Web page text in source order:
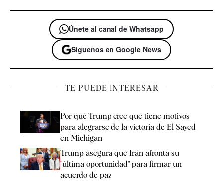
Únete al canal de Whatsapp
Síguenos en Google News
TE PUEDE INTERESAR
Por qué Trump cree que tiene motivos
para alegrarse de la victoria de El Sayed
en Michigan
Trump asegura que Irán afronta su
"última oportunidad" para firmar un
acuerdo de paz